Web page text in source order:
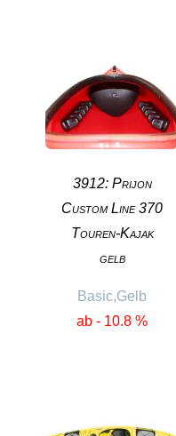
3912: Prijon
Custom Line 370
Touren-Kajak
gelb
Basic,Gelb
ab - 10.8 %